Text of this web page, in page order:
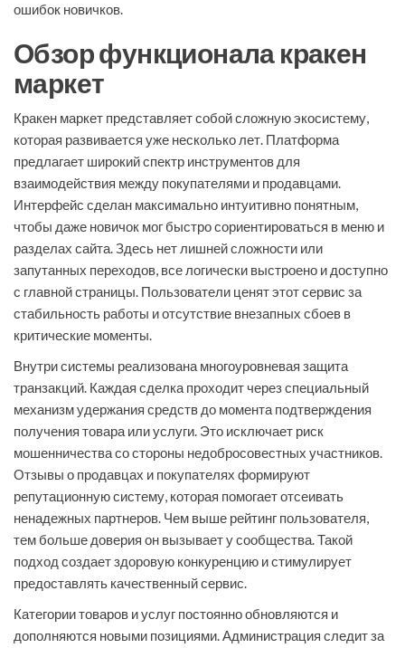
ошибок новичков.
Обзор функционала кракен
маркет
Кракен маркет представляет собой сложную экосистему,
которая развивается уже несколько лет. Платформа
предлагает широкий спектр инструментов для
взаимодействия между покупателями и продавцами.
Интерфейс сделан максимально интуитивно понятным,
чтобы даже новичок мог быстро сориентироваться в меню и
разделах сайта. Здесь нет лишней сложности или
запутанных переходов, все логически выстроено и доступно
с главной страницы. Пользователи ценят этот сервис за
стабильность работы и отсутствие внезапных сбоев в
критические моменты.
Внутри системы реализована многоуровневая защита
транзакций. Каждая сделка проходит через специальный
механизм удержания средств до момента подтверждения
получения товара или услуги. Это исключает риск
мошенничества со стороны недобросовестных участников.
Отзывы о продавцах и покупателях формируют
репутационную систему, которая помогает отсеивать
ненадежных партнеров. Чем выше рейтинг пользователя,
тем больше доверия он вызывает у сообщества. Такой
подход создает здоровую конкуренцию и стимулирует
предоставлять качественный сервис.
Категории товаров и услуг постоянно обновляются и
дополняются новыми позициями. Администрация следит за